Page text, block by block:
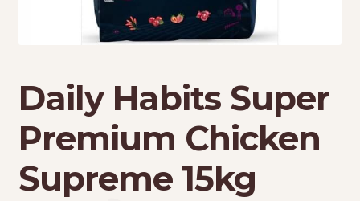
Daily Habits Super
Premium Chicken
Supreme 15kg